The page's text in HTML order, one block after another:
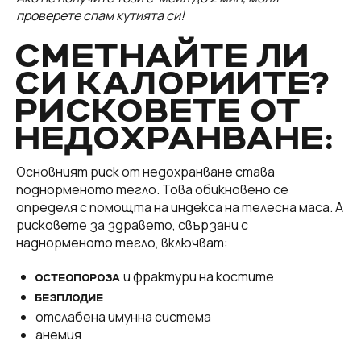
проверете спам кутията си!
СМЕТНАЙТЕ ЛИ
СИ КАЛОРИИТЕ?
РИСКОВЕТЕ ОТ
НЕДОХРАНВАНЕ:
Основният риск от недохранване става
поднорменото тегло. Това обикновено се
определя с помощта на индекса на телесна маса. A
рисковете за здравето, свързани с
наднорменото тегло, включват:
ОСТЕОПОРОЗА и фрактури на костите
БЕЗПЛОДИЕ
отслабена имунна система
анемия